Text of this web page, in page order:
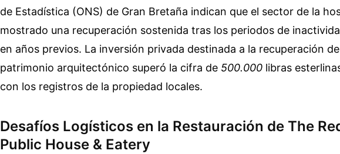
de Estadística (ONS) de Gran Bretaña indican que el sector de la
mostrado una recuperación sostenida tras los periodos de
en años previos. La inversión privada destinada a la recuperación
patrimonio arquitectónico superó la cifra de 500.000 libras
con los registros de la propiedad locales.
Desafíos Logísticos en la Restauración de The
Public House & Eatery